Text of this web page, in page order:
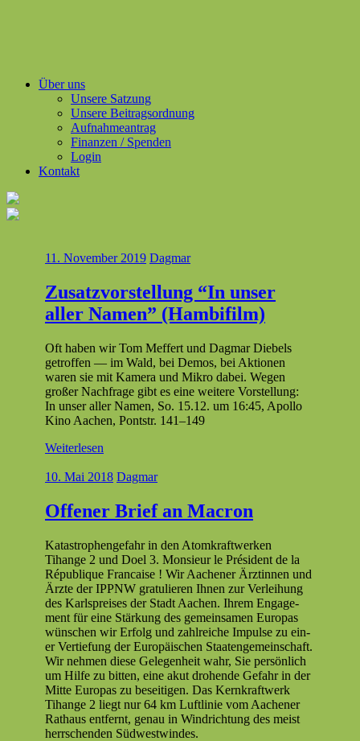
Über uns
Unsere Satzung
Unsere Beitragsordnung
Aufnahmeantrag
Finanzen / Spenden
Login
Kontakt
11. November 2019 Dagmar
Zusatzvorstellung “In unser
aller Namen” (Hambifilm)
Oft haben wir Tom Mef­fert und Dag­mar Diebels
getrof­fen — im Wald, bei Demos, bei Aktio­nen
waren sie mit Kam­era und Mikro dabei. Wegen
großer Nach­frage gibt es eine weit­ere Vorstellung:
In unser aller Namen, So. 15.12. um 16:45, Apol­lo
Kino Aachen, Pontstr. 141–149
Weiterlesen
10. Mai 2018 Dagmar
Offener Brief an Macron
Katas­tro­phenge­fahr in den Atom­kraftwerken
Tihange 2 und Doel 3. Mon­sieur le Prési­dent de la
République Fran­caise ! Wir Aach­en­er Ärztin­nen und
Ärzte der IPPNW grat­ulieren Ihnen zur Ver­lei­hung
des Karl­spreis­es der Stadt Aachen. Ihrem Engage­
ment für eine Stärkung des gemein­samen Europas
wün­schen wir Erfolg und zahlre­iche Impulse zu ein­
er Ver­tiefung der Europäis­chen Staatenge­mein­schaft.
Wir nehmen diese Gele­gen­heit wahr, Sie per­sön­lich
um Hil­fe zu bit­ten, eine akut dro­hende Gefahr in der
Mitte Europas zu beseit­i­gen. Das Kernkraftwerk
Tihange 2 liegt nur 64 km Luftlin­ie vom Aach­en­er
Rathaus ent­fer­nt, genau in Win­drich­tung des meist
herrschen­den Südwestwindes.